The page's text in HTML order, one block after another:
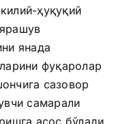
ҳуқуқий
янада
фуқаролар
сазовор
самарали